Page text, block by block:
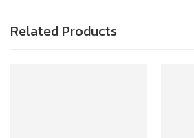
Related Products